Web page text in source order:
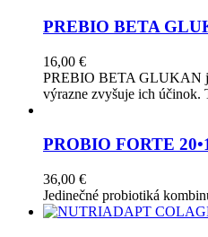
PREBIO BETA
16,00 €
PREBIO BETA GLUKAN
výrazne zvyšuje ich účinok.
PROBIO FORTE
36,00 €
Jedinečné probiotiká